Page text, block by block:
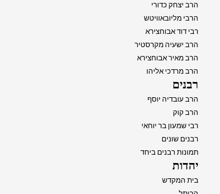
הרב יצחק כדורי
הרבי מליובאוויטש
רבי דוד אבוחצירא
הרב ישעיה מקרסטיר
הרב מאיר אבוחצירא
הרב מרדכי אליהו
רבנים
הרב עובדיה יוסף
הרב קוק
רבי שמעון בר יוחאי
רבנים שונים
תמונות רבנים ביחד
יהדות
בית המקדש